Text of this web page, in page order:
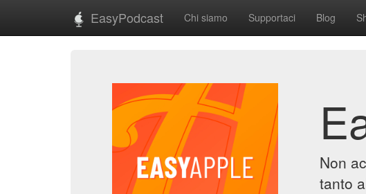
EasyPodcast Chi siamo Supportaci Blog
Non
tanto